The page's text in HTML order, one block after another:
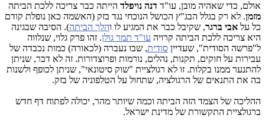
אולם, כדי שאהיה מובן, עו"ד דנה נויפלד הייתה כבר צריכה ללכת הביתה
מזמן. לא רק בגלל הבג"ץ הכושל הנוכחי נגד בזק (האשמה כאן נופלת קודם
כל על אבי ברגר, שקיבל כבר את המגיע לו והלך הביתה). הסיבה שבגינה
היא צריכה ללכת הביתה קרויה עו"ד תמר גולן. זהו פרק גלוי, שנלווה
ל"פרשה הסודית", שעדיין סודית, שבו נעברה (לכאורה) כמות נכבדה של
עבירות על חוקים, תקנות, נהלים, נורמות ופרוצדורות. זה לא דבר, שניתן
להתנער ממנו בקלות. זו לא רגולציית "שוק סיטונאי", שניתן לכופף ולשנות
בה את התנאים של הרגולציה, שתחול על הטלפוניה של בזק.
ההליכה של הצמד הזה הביתה וכמה שיותר מהר, יכולה לפתוח דף חדש
ברגולציית התקשורת של מדינת ישראל.